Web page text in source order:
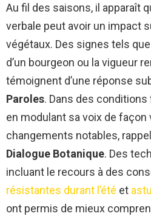
Au fil des saisons, il apparaît
verbale peut avoir un impact
végétaux. Des signes tels
d’un bourgeon ou la vigueur
témoignent d’une réponse
Paroles. Dans des conditions
en modulant sa voix de façon
changements notables,
Dialogue Botanique. Des
incluant le recours à des
résistantes durant l’été et
ont permis de mieux